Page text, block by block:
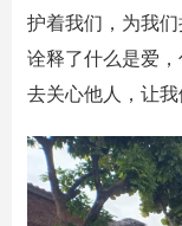
护着我们，为我
诠释了什么是爱
去关心他人，让我